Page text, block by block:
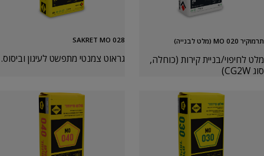
תרמוקיר MO 020 (מלט לבנייה)
מלט לחיפוי/בניית קירות (כוחלה,
סוג CG2W)
SAKRET MO 028
גראוט צמנטי מתפשט לעיגון וביסוס.